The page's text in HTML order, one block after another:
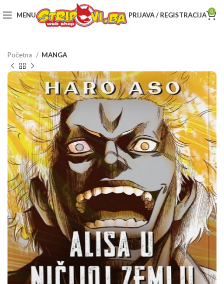
MENU PRIJAVA / REGISTRACIJA 0
Početna MANGA